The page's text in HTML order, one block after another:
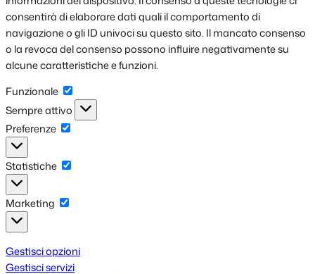
consentirà di elaborare dati quali il comportamento di
navigazione o gli ID univoci su questo sito. Il mancato consenso
o la revoca del consenso possono influire negativamente su
alcune caratteristiche e funzioni.
Funzionale
Funzionale
Sempre attivo
Preferenze
Preferenze
Statistiche
Statistiche
Marketing
Marketing
Gestisci opzioni
Gestisci servizi